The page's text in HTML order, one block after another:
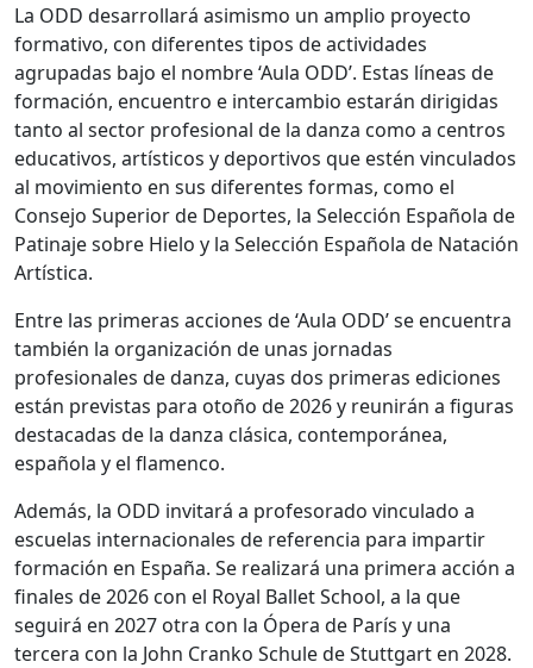
La ODD desarrollará asimismo un amplio proyecto
formativo, con diferentes tipos de actividades
agrupadas bajo el nombre ‘Aula ODD’. Estas líneas de
formación, encuentro e intercambio estarán dirigidas
tanto al sector profesional de la danza como a centros
educativos, artísticos y deportivos que estén vinculados
al movimiento en sus diferentes formas, como el
Consejo Superior de Deportes, la Selección Española de
Patinaje sobre Hielo y la Selección Española de Natación
Artística.
Entre las primeras acciones de ‘Aula ODD’ se encuentra
también la organización de unas jornadas
profesionales de danza, cuyas dos primeras ediciones
están previstas para otoño de 2026 y reunirán a figuras
destacadas de la danza clásica, contemporánea,
española y el flamenco.
Además, la ODD invitará a profesorado vinculado a
escuelas internacionales de referencia para impartir
formación en España. Se realizará una primera acción a
finales de 2026 con el Royal Ballet School, a la que
seguirá en 2027 otra con la Ópera de París y una
tercera con la John Cranko Schule de Stuttgart en 2028.